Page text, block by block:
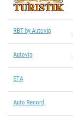
RBT by Autovip
Autovip
ETA
Auto Record